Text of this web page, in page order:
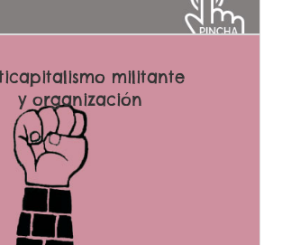
militante
y organización
para acabar con este sistema que no tiene
Queremos un mundo sin opresión ni
la riqueza al servicio de la mayoría y
las ganancias de un puñado de
parte de esta tarea consideramos que
también por construir una gran organización
de la clase trabajadora, las mujeres y la
juventud.